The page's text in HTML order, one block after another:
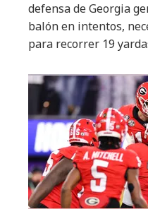
defensa de Georgia
balón en intentos,
para recorrer 19